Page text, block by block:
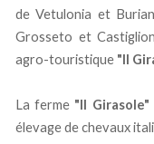
de Vetulonia et
Grosseto et
agro-touristique"Il
La ferme "Il Girasole"
élevage de chevaux